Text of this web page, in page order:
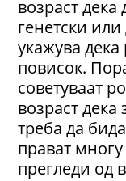
возраст дека
генетски
укажува
повисок.
советуваат
возраст
треба да
прават
прегледи од